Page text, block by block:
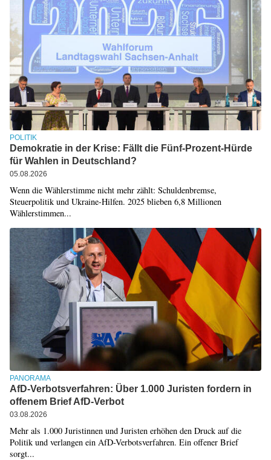
POLITIK
Demokratie in der Krise: Fällt die Fünf-Prozent-Hürde
für Wahlen in Deutschland?
05.08.2026
Wenn die Wählerstimme nicht mehr zählt: Schuldenbremse,
Steuerpolitik und Ukraine-Hilfen. 2025 blieben 6,8 Millionen
Wählerstimmen...
PANORAMA
AfD-Verbotsverfahren: Über 1.000 Juristen fordern in
offenem Brief AfD-Verbot
03.08.2026
Mehr als 1.000 Juristinnen und Juristen erhöhen den Druck auf die
Politik und verlangen ein AfD-Verbotsverfahren. Ein offener Brief
sorgt...